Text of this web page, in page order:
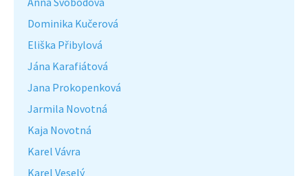
Dominika Kučerová
Eliška Přibylová
Jána Karafiátová
Jana Prokopenková
Jarmila Novotná
Kaja Novotná
Karel Vávra
Karel Veselý